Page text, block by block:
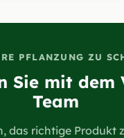
PFLANZUNG ZU
Sie mit dem
Team
das richtige Produkt